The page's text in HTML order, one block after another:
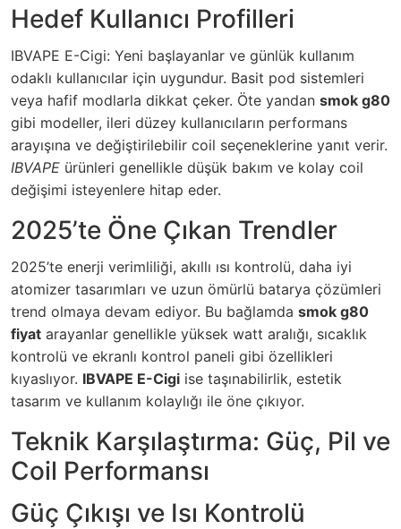
Hedef Kullanıcı Profilleri
IBVAPE E-Cigi: Yeni başlayanlar ve günlük kullanım
odaklı kullanıcılar için uygundur. Basit pod sistemleri
veya hafif modlarla dikkat çeker. Öte yandan smok g80
gibi modeller, ileri düzey kullanıcıların performans
arayışına ve değiştirilebilir coil seçeneklerine yanıt verir.
IBVAPE ürünleri genellikle düşük bakım ve kolay coil
değişimi isteyenlere hitap eder.
2025’te Öne Çıkan Trendler
2025’te enerji verimliliği, akıllı ısı kontrolü, daha iyi
atomizer tasarımları ve uzun ömürlü batarya çözümleri
trend olmaya devam ediyor. Bu bağlamda smok g80
fiyat arayanlar genellikle yüksek watt aralığı, sıcaklık
kontrolü ve ekranlı kontrol paneli gibi özellikleri
kıyaslıyor. IBVAPE E-Cigi ise taşınabilirlik, estetik
tasarım ve kullanım kolaylığı ile öne çıkıyor.
Teknik Karşılaştırma: Güç, Pil ve
Coil Performansı
Güç Çıkışı ve Isı Kontrolü